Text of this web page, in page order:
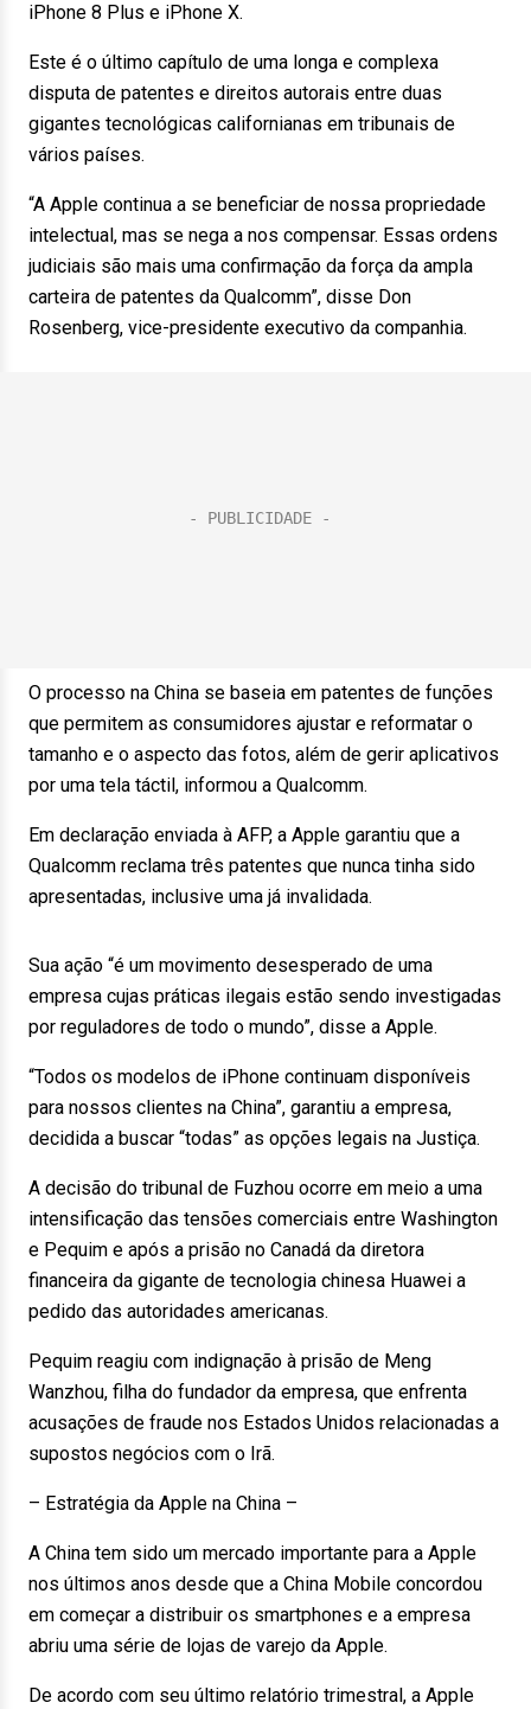
iPhone 8 Plus e iPhone X.
Este é o último capítulo de uma longa e complexa
disputa de patentes e direitos autorais entre duas
gigantes tecnológicas californianas em tribunais de
vários países.
“A Apple continua a se beneficiar de nossa propriedade
intelectual, mas se nega a nos compensar. Essas ordens
judiciais são mais uma confirmação da força da ampla
carteira de patentes da Qualcomm”, disse Don
Rosenberg, vice-presidente executivo da companhia.
O processo na China se baseia em patentes de funções
que permitem as consumidores ajustar e reformatar o
tamanho e o aspecto das fotos, além de gerir aplicativos
por uma tela táctil, informou a Qualcomm.
Em declaração enviada à AFP, a Apple garantiu que a
Qualcomm reclama três patentes que nunca tinha sido
apresentadas, inclusive uma já invalidada.
Sua ação “é um movimento desesperado de uma
empresa cujas práticas ilegais estão sendo investigadas
por reguladores de todo o mundo”, disse a Apple.
“Todos os modelos de iPhone continuam disponíveis
para nossos clientes na China”, garantiu a empresa,
decidida a buscar “todas” as opções legais na Justiça.
A decisão do tribunal de Fuzhou ocorre em meio a uma
intensificação das tensões comerciais entre Washington
e Pequim e após a prisão no Canadá da diretora
financeira da gigante de tecnologia chinesa Huawei a
pedido das autoridades americanas.
Pequim reagiu com indignação à prisão de Meng
Wanzhou, filha do fundador da empresa, que enfrenta
acusações de fraude nos Estados Unidos relacionadas a
supostos negócios com o Irã.
– Estratégia da Apple na China –
A China tem sido um mercado importante para a Apple
nos últimos anos desde que a China Mobile concordou
em começar a distribuir os smartphones e a empresa
abriu uma série de lojas de varejo da Apple.
De acordo com seu último relatório trimestral, a Apple